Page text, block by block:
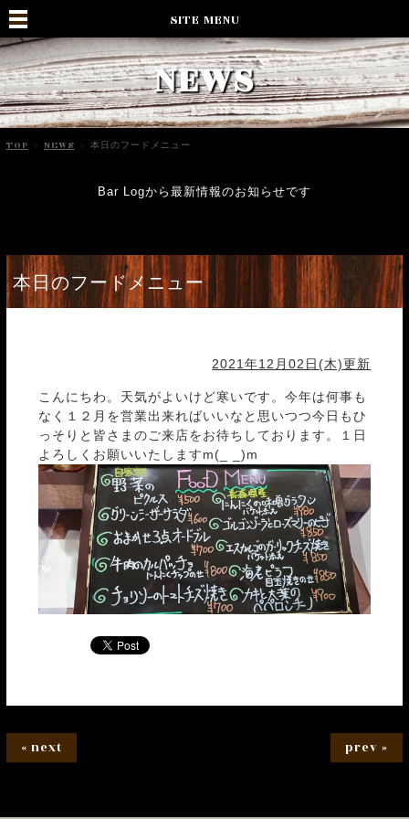
SITE MENU
NEWS
TOP > NEWS > 本日のフードメニュー
Bar Logから最新情報のお知らせです
本日のフードメニュー
2021年12月02日(木)更新
こんにちわ。天気がよいけど寒いです。今年は何事も
なく１２月を営業出来ればいいなと思いつつ今日もひ
っそりと皆さまのご来店をお待ちしております。１日
よろしくお願いいたしますm(_ _)m
« next prev »